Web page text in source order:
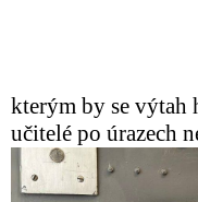
kterým by se výtah
učitelé po úrazech